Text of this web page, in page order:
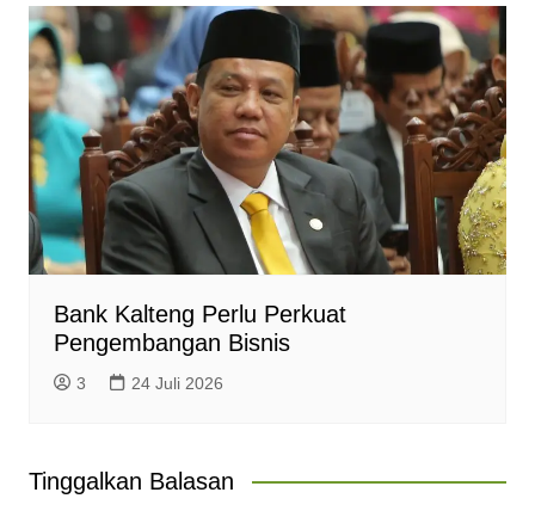
Bank Kalteng Perlu Perkuat
Pengembangan Bisnis
3 24 Juli 2026
Tinggalkan Balasan